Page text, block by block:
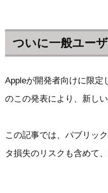
ついに一般ユー
Appleが開発者向けに限定
のこの発表により、新し
この記事では、パブリッ
タ損失のリスクも含めて